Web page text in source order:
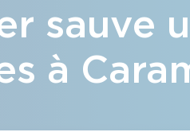
sauve
à